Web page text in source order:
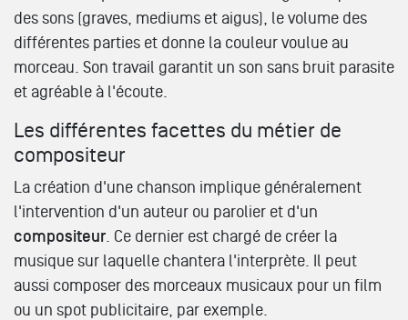
des sons (graves, mediums et aigus), le volume des
différentes parties et donne la couleur voulue au
morceau. Son travail garantit un son sans bruit parasite
et agréable à l'écoute.
Les différentes facettes du métier de
compositeur
La création d'une chanson implique généralement
l'intervention d'un auteur ou parolier et d'un
compositeur. Ce dernier est chargé de créer la
musique sur laquelle chantera l'interprète. Il peut
aussi composer des morceaux musicaux pour un film
ou un spot publicitaire, par exemple.